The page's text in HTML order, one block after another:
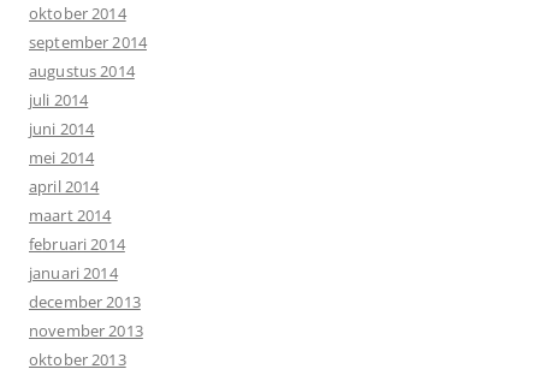
oktober 2014
september 2014
augustus 2014
juli 2014
juni 2014
mei 2014
april 2014
maart 2014
februari 2014
januari 2014
december 2013
november 2013
oktober 2013